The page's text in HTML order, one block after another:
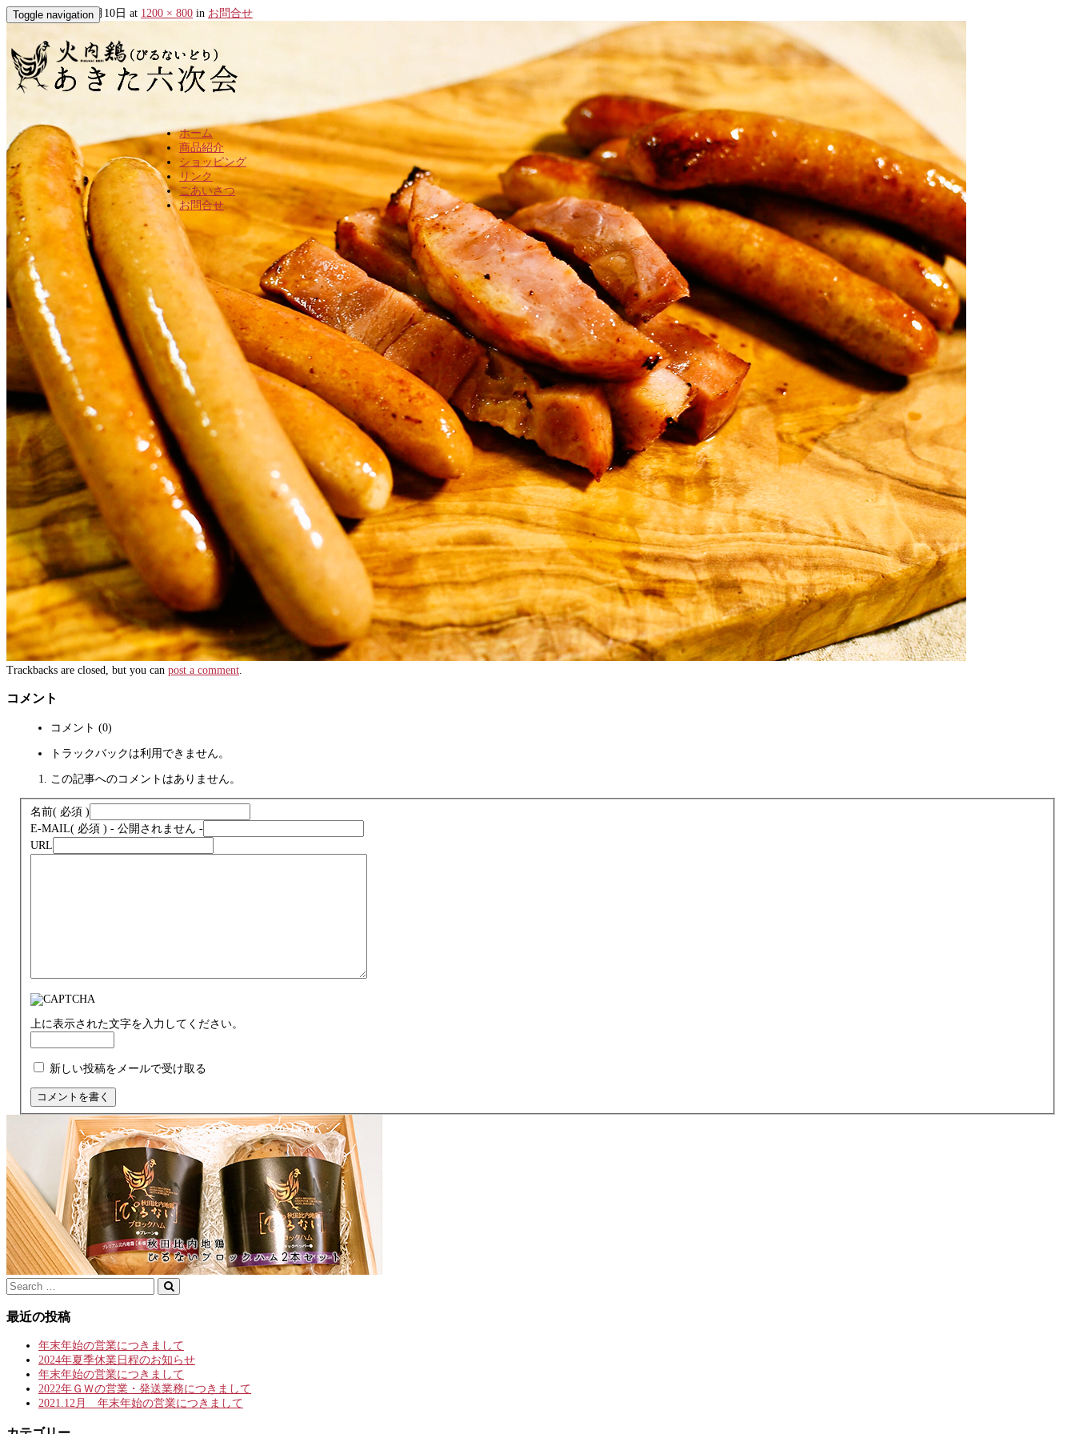
Toggle navigation
ホーム
商品紹介
ショッピング
リンク
ごあいさつ
お問合せ
Published2017年1月10日 at 1200 × 800 in お問合せ
Trackbacks are closed, but you can post a comment.
コメント
コメント (0)
トラックバックは利用できません。
この記事へのコメントはありません。
名前( 必須 )
E-MAIL( 必須 ) - 公開されません -
URL
上に表示された文字を入力してください。
新しい投稿をメールで受け取る
最近の投稿
年末年始の営業につきまして
2024年夏季休業日程のお知らせ
年末年始の営業につきまして
2022年ＧＷの営業・発送業務につきまして
2021.12月 年末年始の営業につきまして